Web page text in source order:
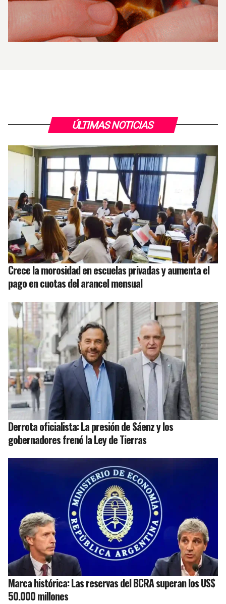
ÚLTIMAS NOTICIAS
Crece la morosidad en escuelas privadas y aumenta el
pago en cuotas del arancel mensual
Derrota oficialista: La presión de Sáenz y los
gobernadores frenó la Ley de Tierras
Marca histórica: Las reservas del BCRA superan los US$
50.000 millones